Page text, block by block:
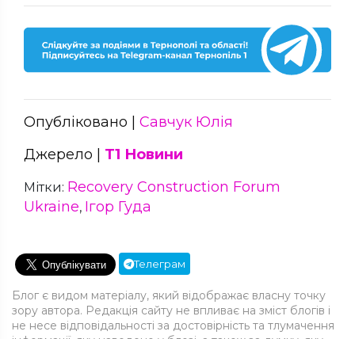
Опубліковано | Савчук Юлія
Джерело | Т1 Новини
Мітки: Recovery Construction Forum
Ukraine, Ігор Гуда
Телеграм
Блог є видом матеріалу, який відображає власну точку
зору автора. Редакція сайту не впливає на зміст блогів і
не несе відповідальності за достовірність та тлумачення